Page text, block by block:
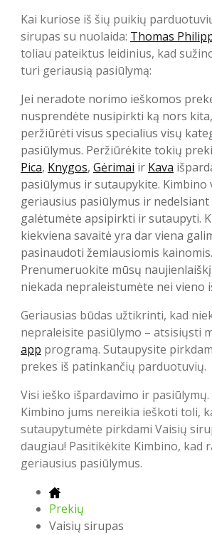
Kai kuriose iš šių puikių
sirupas su nuolaida: Thomas
toliau pateiktus leidinius, kad
turi geriausią pasiūlymą:
Jei neradote norimo ieškomos
nusprendėte nusipirkti ką nors
peržiūrėti visus specialius visų
pasiūlymus. Peržiūrėkite tokių
Pica, Knygos, Gėrimai ir Kava
pasiūlymus ir sutaupykite. Kimbino
geriausius pasiūlymus ir
galėtumėte apsipirkti ir sutaupyti.
kiekviena savaitė yra dar viena
pasinaudoti žemiausiomis kainomis.
Prenumeruokite mūsų
niekada nepraleistumėte nei vieno
Geriausias būdas užtikrinti, kad
nepraleisite pasiūlymo – atsisiųsti
app programą. Sutaupysite
prekes iš patinkančių parduotuvių.
Visi ieško išpardavimo ir
Kimbino jums nereikia ieškoti toli,
sutaupytumėte pirkdami Vaisių
daugiau! Pasitikėkite Kimbino, kad
geriausius pasiūlymus.
Prekių
Vaisių sirupas